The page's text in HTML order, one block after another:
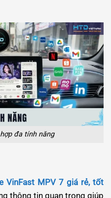
đa tính năng
VinFast MPV 7 giá rẻ, tốt
thông tin quan trọng giúp